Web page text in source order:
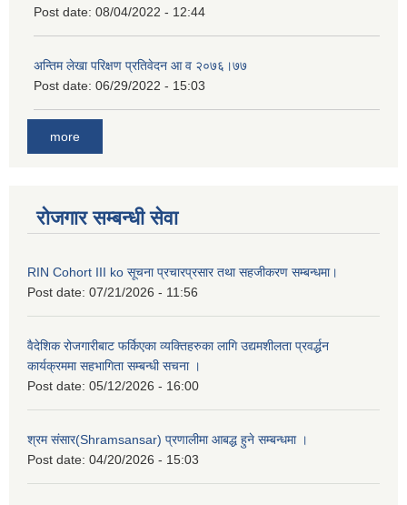
Post date: 08/04/2022 - 12:44
अन्तिम लेखा परिक्षण प्रतिवेदन आ व २०७६।७७
Post date: 06/29/2022 - 15:03
more
रोजगार सम्बन्धी सेवा
RIN Cohort III ko सूचना प्रचारप्रसार तथा सहजीकरण सम्बन्धमा।
Post date: 07/21/2026 - 11:56
वैदेशिक रोजगारीबाट फर्किएका व्यक्तिहरुका लागि उद्यमशीलता प्रवर्द्धन
कार्यक्रममा सहभागिता सम्बन्धी सचना ।
Post date: 05/12/2026 - 16:00
श्रम संसार(Shramsansar) प्रणालीमा आबद्ध हुने सम्बन्धमा ।
Post date: 04/20/2026 - 15:03